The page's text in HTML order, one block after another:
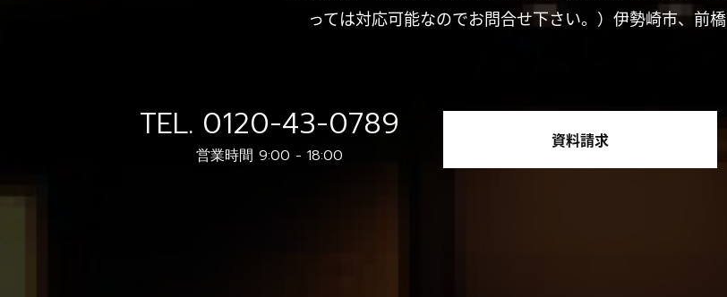
っては対応可能なのでお問合せ下さい。）伊勢崎市、前
TEL. 0120-43-0789
営業時間 9:00 - 18:00
資料請求